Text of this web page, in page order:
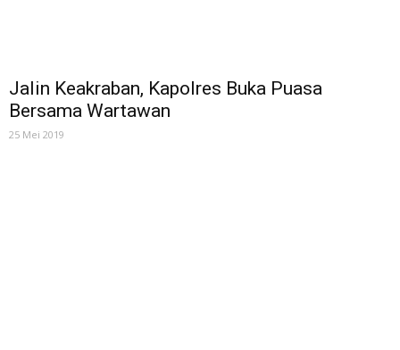
Jalin Keakraban, Kapolres Buka Puasa
Bersama Wartawan
25 Mei 2019